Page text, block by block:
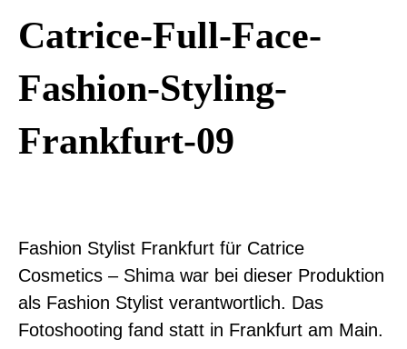
Catrice-Full-Face-
Fashion-Styling-
Frankfurt-09
Fashion Stylist Frankfurt für Catrice
Cosmetics – Shima war bei dieser Produktion
als Fashion Stylist verantwortlich. Das
Fotoshooting fand statt in Frankfurt am Main.